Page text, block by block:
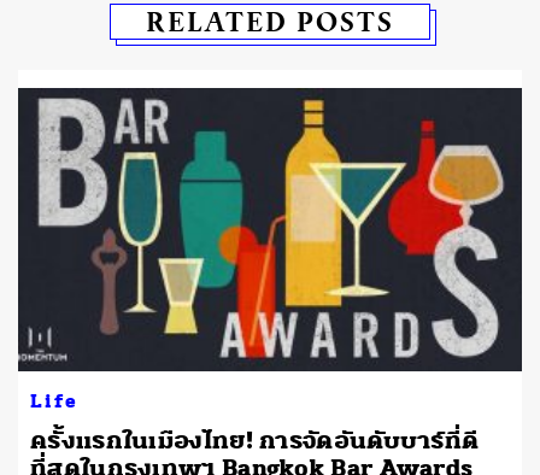
RELATED POSTS
Life
ครั้งแรกในเมืองไทย! การจัดอันดับบาร์ที่ดี
ที่สุดในกรุงเทพฯ Bangkok Bar Awards